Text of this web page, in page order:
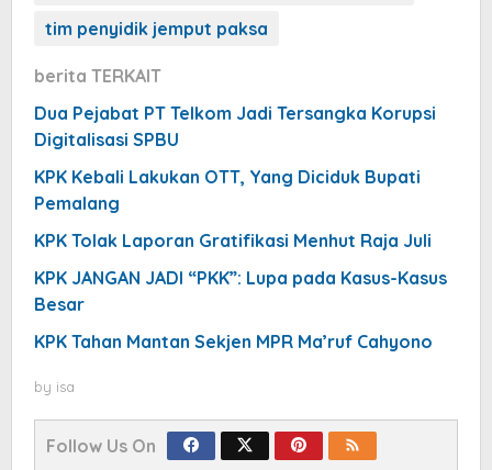
tim penyidik jemput paksa
berita TERKAIT
Dua Pejabat PT Telkom Jadi Tersangka Korupsi
Digitalisasi SPBU
KPK Kebali Lakukan OTT, Yang Diciduk Bupati
Pemalang
KPK Tolak Laporan Gratifikasi Menhut Raja Juli
KPK JANGAN JADI “PKK”: Lupa pada Kasus-Kasus
Besar
KPK Tahan Mantan Sekjen MPR Ma’ruf Cahyono
by isa
Follow Us On